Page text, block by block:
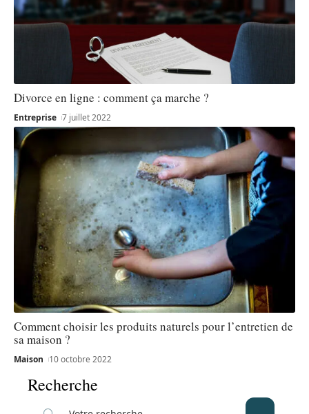
Divorce en ligne : comment ça marche ?
Entreprise 7 juillet 2022
Comment choisir les produits naturels pour l’entretien de
sa maison ?
Maison 10 octobre 2022
Recherche